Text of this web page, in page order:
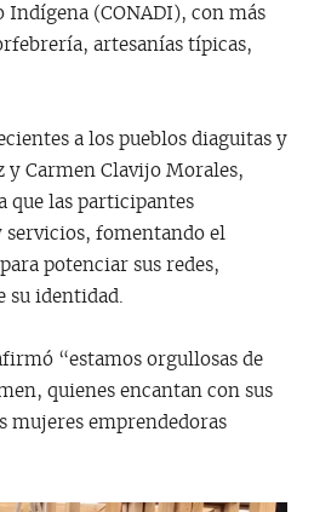
Indígena (CONADI), con más
artesanías típicas,
a los pueblos diaguitas y
y Carmen Clavijo Morales,
que las participantes
servicios, fomentando el
potenciar sus redes,
su identidad.
“estamos orgullosas de
quienes encantan con sus
mujeres emprendedoras